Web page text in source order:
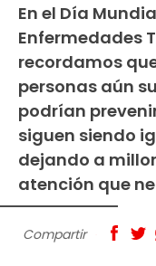
En el Día
Enfermedades
recordamos
personas aún
podrían
siguen siendo
dejando a
atención que
Compartir